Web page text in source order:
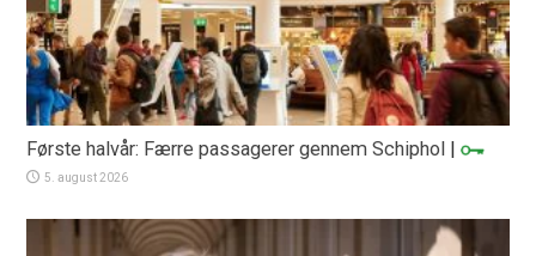
Første halvår: Færre passagerer gennem Schiphol |
5. august 2026